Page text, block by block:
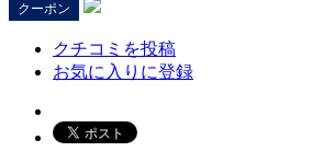
クーポン
クチコミを投稿
お気に入りに登録